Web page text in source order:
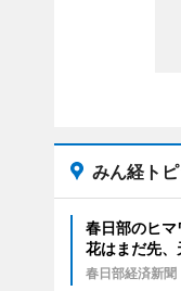
みん経ト
春日部のヒ
花はまだ先
春日部経済新聞